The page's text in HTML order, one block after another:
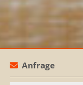
 Anfrage